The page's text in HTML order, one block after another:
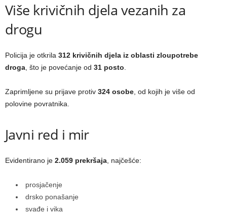
Više krivičnih djela vezanih za
drogu
Policija je otkrila 312 krivičnih djela iz oblasti zloupotrebe
droga , što je povećanje od 31 posto
Zaprimljene su prijave protiv 324 osobe , od kojih je više od
polovine povratnika.
Javni red i mir
Evidentirano je 2.059 prekršaja , najčešće:
prosjačenje
drsko ponašanje
svađe i vika